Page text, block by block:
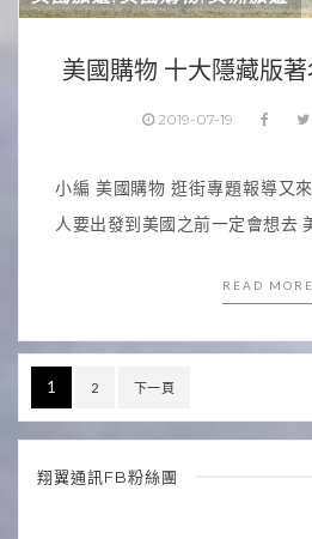
美國購物 十大隱藏版著
2019-07-19
小編 美國購物 逛街專題報導又
人要出發到美國之前一定會想去
READ MORE
文
章
分
1 2 下一頁
翔翼通訊FB粉絲團